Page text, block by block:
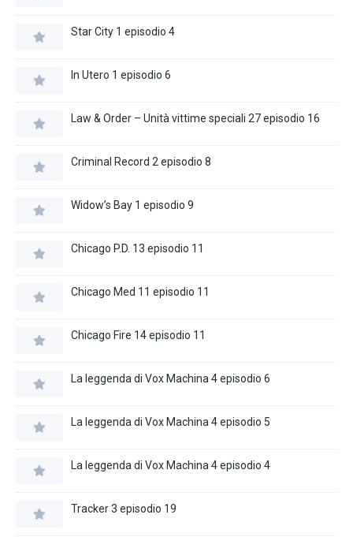
Star City 1 episodio 4
In Utero 1 episodio 6
Law & Order – Unità vittime speciali 27 episodio 16
Criminal Record 2 episodio 8
Widow’s Bay 1 episodio 9
Chicago P.D. 13 episodio 11
Chicago Med 11 episodio 11
Chicago Fire 14 episodio 11
La leggenda di Vox Machina 4 episodio 6
La leggenda di Vox Machina 4 episodio 5
La leggenda di Vox Machina 4 episodio 4
Tracker 3 episodio 19